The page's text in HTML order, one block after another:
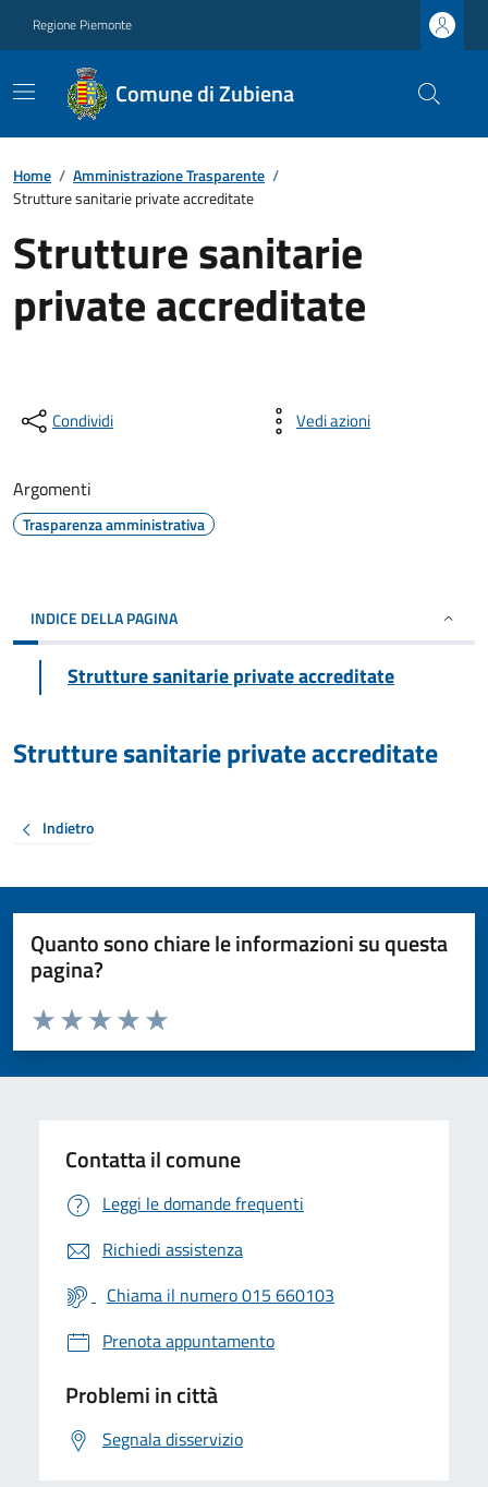
Regione Piemonte
Comune di Zubiena
Home / Amministrazione Trasparente /
Strutture sanitarie private accreditate
Strutture sanitarie
private accreditate
Condividi Vedi azioni
Argomenti
Trasparenza amministrativa
INDICE DELLA PAGINA
Strutture sanitarie private accreditate
Strutture sanitarie private accreditate
Indietro
Quanto sono chiare le informazioni su questa
pagina?
Valuta da 1 a 5 stelle la pagina
Valuta 5 stelle su 5
Valuta 4 stelle su 5
Valuta 3 stelle su 5
Valuta 2 stelle su 5
Valuta 1 stelle su 5
Contatta il comune
Leggi le domande frequenti
Richiedi assistenza
Chiama il numero 015 660103
Prenota appuntamento
Problemi in città
Segnala disservizio